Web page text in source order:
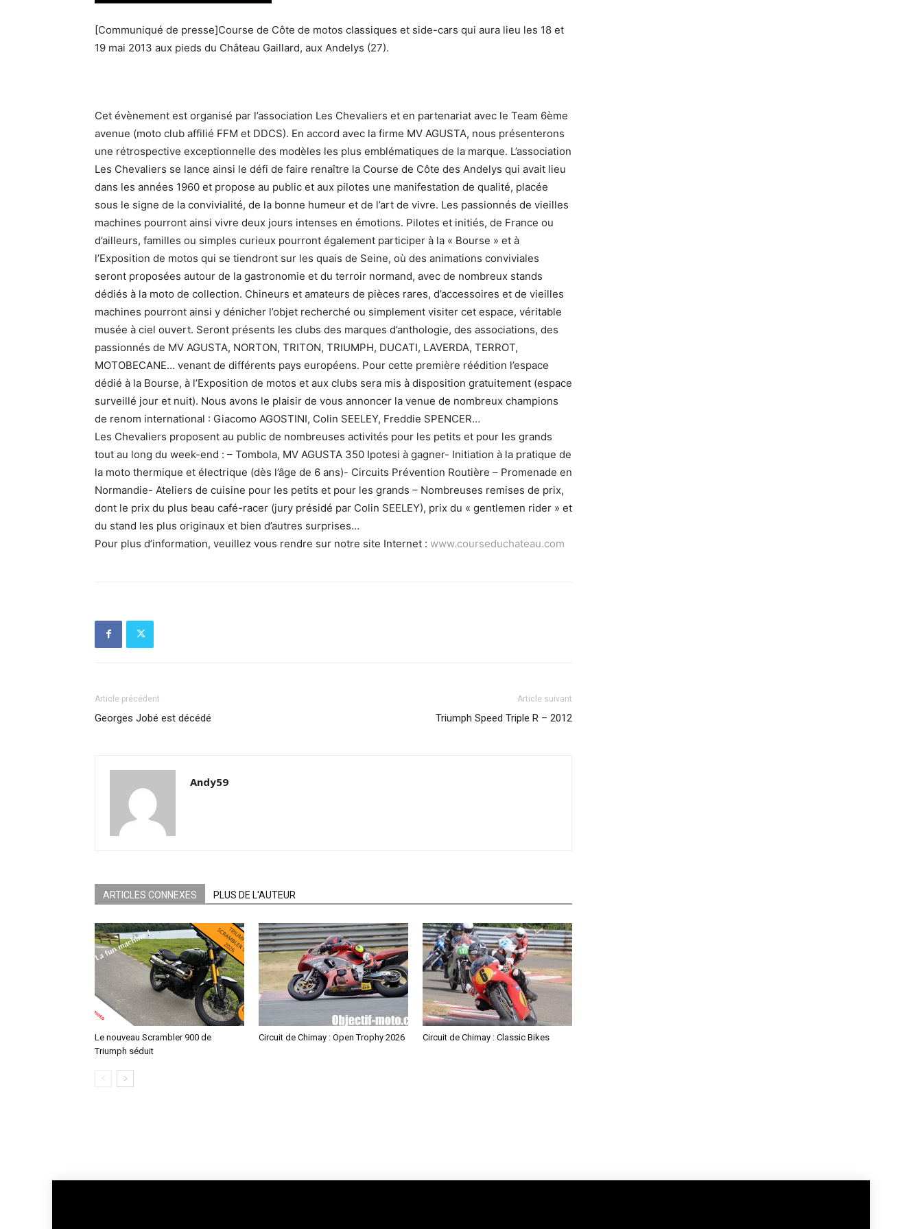
[Communiqué de presse]Course de Côte de motos classiques et side-cars qui aura lieu les 18 et
19 mai 2013 aux pieds du Château Gaillard, aux Andelys (27).
Cet évènement est organisé par l’association Les Chevaliers et en partenariat avec le Team 6ème
avenue (moto club affilié FFM et DDCS). En accord avec la firme MV AGUSTA, nous présenterons
une rétrospective exceptionnelle des modèles les plus emblématiques de la marque. L’association
Les Chevaliers se lance ainsi le défi de faire renaître la Course de Côte des Andelys qui avait lieu
dans les années 1960 et propose au public et aux pilotes une manifestation de qualité, placée
sous le signe de la convivialité, de la bonne humeur et de l’art de vivre. Les passionnés de vieilles
machines pourront ainsi vivre deux jours intenses en émotions. Pilotes et initiés, de France ou
d’ailleurs, familles ou simples curieux pourront également participer à la « Bourse » et à
l’Exposition de motos qui se tiendront sur les quais de Seine, où des animations conviviales
seront proposées autour de la gastronomie et du terroir normand, avec de nombreux stands
dédiés à la moto de collection. Chineurs et amateurs de pièces rares, d’accessoires et de vieilles
machines pourront ainsi y dénicher l’objet recherché ou simplement visiter cet espace, véritable
musée à ciel ouvert. Seront présents les clubs des marques d’anthologie, des associations, des
passionnés de MV AGUSTA, NORTON, TRITON, TRIUMPH, DUCATI, LAVERDA, TERROT,
MOTOBECANE… venant de différents pays européens. Pour cette première réédition l’espace
dédié à la Bourse, à l’Exposition de motos et aux clubs sera mis à disposition gratuitement (espace
surveillé jour et nuit). Nous avons le plaisir de vous annoncer la venue de nombreux champions
de renom international : Giacomo AGOSTINI, Colin SEELEY, Freddie SPENCER…
Les Chevaliers proposent au public de nombreuses activités pour les petits et pour les grands
tout au long du week-end : – Tombola, MV AGUSTA 350 Ipotesi à gagner- Initiation à la pratique de
la moto thermique et électrique (dès l’âge de 6 ans)- Circuits Prévention Routière – Promenade en
Normandie- Ateliers de cuisine pour les petits et pour les grands – Nombreuses remises de prix,
dont le prix du plus beau café-racer (jury présidé par Colin SEELEY), prix du « gentlemen rider » et
du stand les plus originaux et bien d’autres surprises…
Pour plus d’information, veuillez vous rendre sur notre site Internet : www.courseduchateau.com
Article précédent
Georges Jobé est décédé
Article suivant
Triumph Speed Triple R – 2012
Andy59
ARTICLES CONNEXES PLUS DE L'AUTEUR
Le nouveau Scrambler 900 de
Triumph séduit
Circuit de Chimay : Open Trophy 2026 Circuit de Chimay : Classic Bikes